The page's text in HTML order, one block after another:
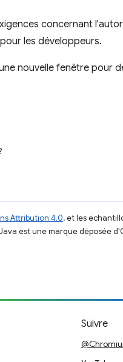
concernant
les développeurs.
nouvelle fenêtre pour
Attribution 4.0, et les
est une marque déposée
Suivre